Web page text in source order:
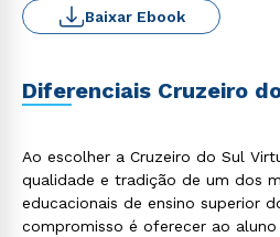
Baixar Ebook
Diferenciais Cruzeiro
Ao escolher a Cruzeiro do Sul
qualidade e tradição de um dos
educacionais de ensino superior
compromisso é oferecer ao